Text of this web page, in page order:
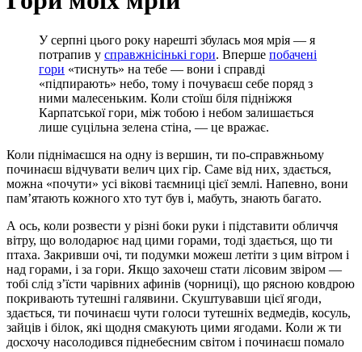
У серпні цього року нарешті збулась моя мрія — я
потрапив у справжнісінькі гори. Вперше побачені
гори «тиснуть» на тебе — вони і справді
«підпирають» небо, тому і почуваєш себе поряд з
ними малесеньким. Коли стоїш біля підніжжя
Карпатської гори, між тобою і небом залишається
лише суцільна зелена стіна, — це вражає.
Коли піднімаєшся на одну із вершин, ти по-справжньому
починаєш відчувати велич цих гір. Саме від них, здається,
можна «почути» усі вікові таємниці цієї землі. Напевно, вони
пам’ятають кожного хто тут був і, мабуть, знають багато.
А ось, коли розвести у різні боки руки і підставити обличчя
вітру, що володарює над цими горами, тоді здається, що ти
птаха. Закривши очі, ти подумки можеш летіти з цим вітром і
над горами, і за гори. Якщо захочеш стати лісовим звіром —
тобі слід з’їсти чарівних афинів (чорниці), що рясною ковдрою
покривають тутешні галявини. Скуштувавши цієї ягоди,
здається, ти починаєш чути голоси тутешніх ведмедів, косуль,
зайців і білок, які щодня смакують цими ягодами. Коли ж ти
досхочу насолодився піднебесним світом і починаєш помало